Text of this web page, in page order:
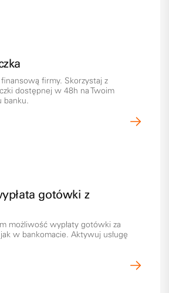
finansową firmy. Skorzystaj z
dostępnej w 48h na Twoim
banku.
gotówki z
możliwość wypłaty gotówki za
w bankomacie. Aktywuj usługę